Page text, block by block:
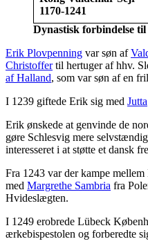
1170-1241
Dynastisk forbindelse
Erik Plovpenning var søn af
Christoffertil hertuger af hhv.
af Halland, som var søn af en
I 1239 giftede Erik sig med Jutta
Erik ønskede at genvinde de
gøre Schlesvig mere
interesseret i at støtte et dansk
Fra 1243 var der kampe
med Margrethe Sambria fra
Hvideslægten.
I 1249 erobrede Lübeck
ærkebispestolen og forberedte